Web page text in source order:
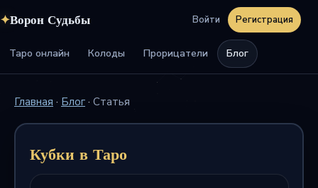
✦Ворон Судьбы
Таро онлайн Колоды Прорицатели Блог
Войти Регистрация
Главная · Блог · Статья
Кубки в Таро